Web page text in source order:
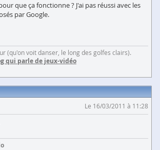
que ça fonctionne ? J'ai pas réussi avec les
par Google.
(qu'on voit danser, le long des golfes clairs).
qui parle de jeux-vidéo
Le 16/03/2011 à 11:28